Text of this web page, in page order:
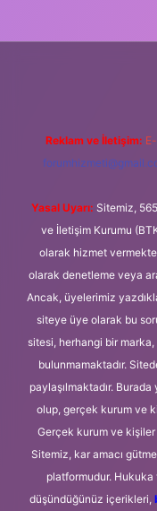
Reklam ve İletişim:
Yasal Uyarı: Sitemiz,
ve İletişim Kurumu
olarak hizmet
olarak denetleme veya
Ancak, üyelerimiz
siteye üye olarak bu
sitesi, herhangi bir marka,
bulunmamaktadır.
paylaşılmaktadır.
olup, gerçek kurum ve
Gerçek kurum ve
Sitemiz, kar amacı
platformudur. Hukuka
düşündüğünüz içerikleri,